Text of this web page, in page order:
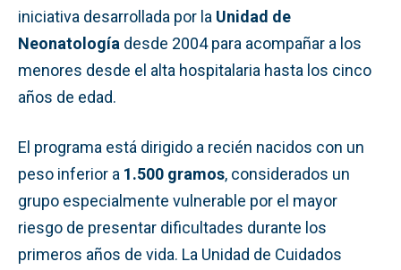
iniciativa desarrollada por la Unidad de
Neonatología desde 2004 para acompañar a los
menores desde el alta hospitalaria hasta los cinco
años de edad.
El programa está dirigido a recién nacidos con un
peso inferior a 1.500 gramos, considerados un
grupo especialmente vulnerable por el mayor
riesgo de presentar dificultades durante los
primeros años de vida. La Unidad de Cuidados